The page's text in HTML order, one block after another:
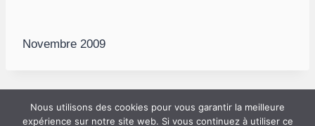
Novembre 2009
Nous utilisons des cookies pour vous garantir la meilleure
expérience sur notre site web. Si vous continuez à utiliser ce